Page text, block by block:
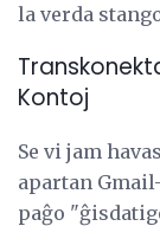
la verda
Kontoj
Se vi jam
apartan
paĝo